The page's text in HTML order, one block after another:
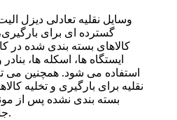
گسترده ای برای
کالاهای بسته بندی شده در
ایستگاه ها، اسکله ها،
استفاده می شود. همچنین می
نقلیه برای بارگیری و تخلیه
بسته بندی نشده پس از
جانبی استفاده کرد.